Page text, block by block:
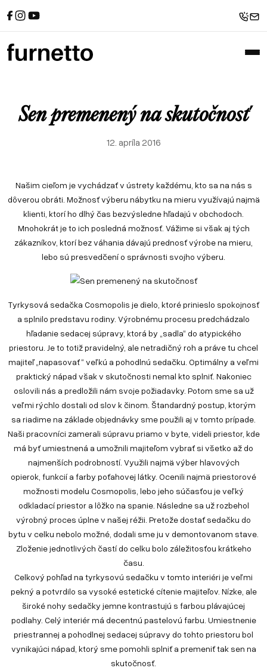
E-shop
Rohové sedačky
Pohovky
Sedačky v tvare U
Leňošky
Taburety
Atypické sedačky
Postele
Atypické postele
Recenzie od zákazníkov
Sedačky u zákazníkov
Postele u zákazníkov
Interiéry a realizácie
Rohové sedačky
Sedačky v tvare U
Kreslá
Leňošky
Taburety
Postele
Atypické postele
Recenzie od zákazníkov
Sedačky u zákazníkov
Postele u zákazníkov
Foto z výroby
Interiéry a realizácie
Sen premenený na skutočnosť
12. apríla 2016
Našim cieľom je vychádzať v ústrety každému, kto sa na nás s
dôverou obráti. Možnosť výberu nábytku na mieru využívajú najmä
klienti, ktorí ho dlhý čas bezvýsledne hľadajú v obchodoch.
Mnohokrát je to ich posledná možnosť. Vážime si však aj tých
zákazníkov, ktorí bez váhania dávajú prednosť výrobe na mieru,
lebo sú presvedčení o správnosti svojho výberu.
Tyrkysová sedačka Cosmopolis je dielo, ktoré prinieslo spokojnosť
a splnilo predstavu rodiny. Výrobnému procesu predchádzalo
hľadanie sedacej súpravy, ktorá by „sadla“ do atypického
priestoru. Je to totiž pravidelný, ale netradičný roh a práve tu chcel
majiteľ „napasovať“ veľkú a pohodlnú sedačku. Optimálny a veľmi
praktický nápad však v skutočnosti nemal kto splniť. Nakoniec
oslovili nás a predložili nám svoje požiadavky. Potom sme sa už
veľmi rýchlo dostali od slov k činom. Štandardný postup, ktorým
sa riadime na základe objednávky sme použili aj v tomto prípade.
Naši pracovníci zamerali súpravu priamo v byte, videli priestor, kde
má byť umiestnená a umožnili majiteľom vybrať si všetko až do
najmenších podrobností. Využili najmä výber hlavových
opierok, funkcií a farby poťahovej látky. Ocenili najmä priestorové
možnosti modelu Cosmopolis, lebo jeho súčasťou je veľký
odkladací priestor a lôžko na spanie. Následne sa už rozbehol
výrobný proces úplne v našej réžii. Pretože dostať sedačku do
bytu v celku nebolo možné, dodali sme ju v demontovanom stave.
Zloženie jednotlivých častí do celku bolo záležitosťou krátkeho
času.
Celkový pohľad na tyrkysovú sedačku v tomto interiéri je veľmi
pekný a potvrdilo sa vysoké estetické cítenie majiteľov. Nízke, ale
široké nohy sedačky jemne kontrastujú s farbou plávajúcej
podlahy. Celý interiér má decentnú pastelovú farbu. Umiestnenie
priestrannej a pohodlnej sedacej súpravy do tohto priestoru bol
vynikajúci nápad, ktorý sme pomohli splniť a premeniť tak sen na
skutočnosť.